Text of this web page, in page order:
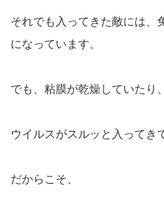
それでも入ってきた敵には、
になっています。
でも、粘膜が乾燥していた
ウイルスがスルッと入ってき
だからこそ、